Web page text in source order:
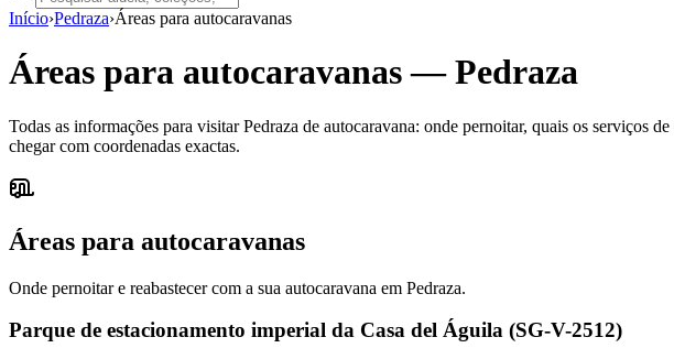
Início›Pedraza›Áreas para autocaravanas
Áreas para autocaravanas—Pedraza
Todas as informações para visitar Pedraza de autocaravana: onde pernoitar, quais os serviços
chegar com coordenadas exactas.
Áreas para autocaravanas
Onde pernoitar e reabastecer com a sua autocaravana em Pedraza.
Parque de estacionamento imperial da Casa del Águila (SG-V-2512)